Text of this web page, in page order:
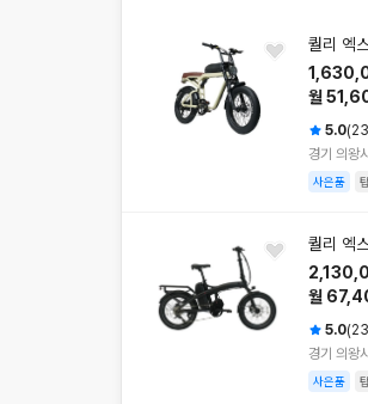
퀄리 엑
월
5.0
경기 의왕
사은품
퀄리 엑
월
5.0
경기 의왕
사은품